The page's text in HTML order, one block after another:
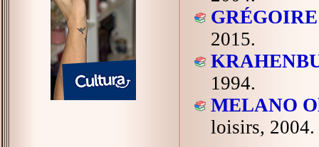
2015.
1994.
MELANO
loisirs, 2004.